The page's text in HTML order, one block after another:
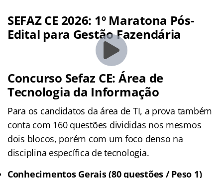
SEFAZ CE 2026: 1º Maratona Pós-
Edital para Gestão Fazendária
Concurso Sefaz CE: Área de
Tecnologia da Informação
Para os candidatos da área de TI, a prova também
conta com 160 questões divididas nos mesmos
dois blocos, porém com um foco denso na
disciplina específica de tecnologia.
Conhecimentos Gerais (80 questões / Peso 1)